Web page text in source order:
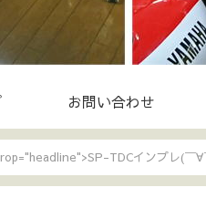
お問い合わせ
TDCインプレ(￣